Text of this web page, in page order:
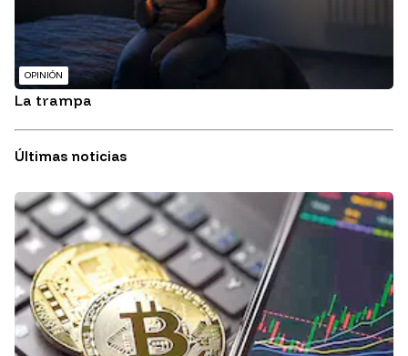
OPINIÓN
La trampa
Últimas noticias